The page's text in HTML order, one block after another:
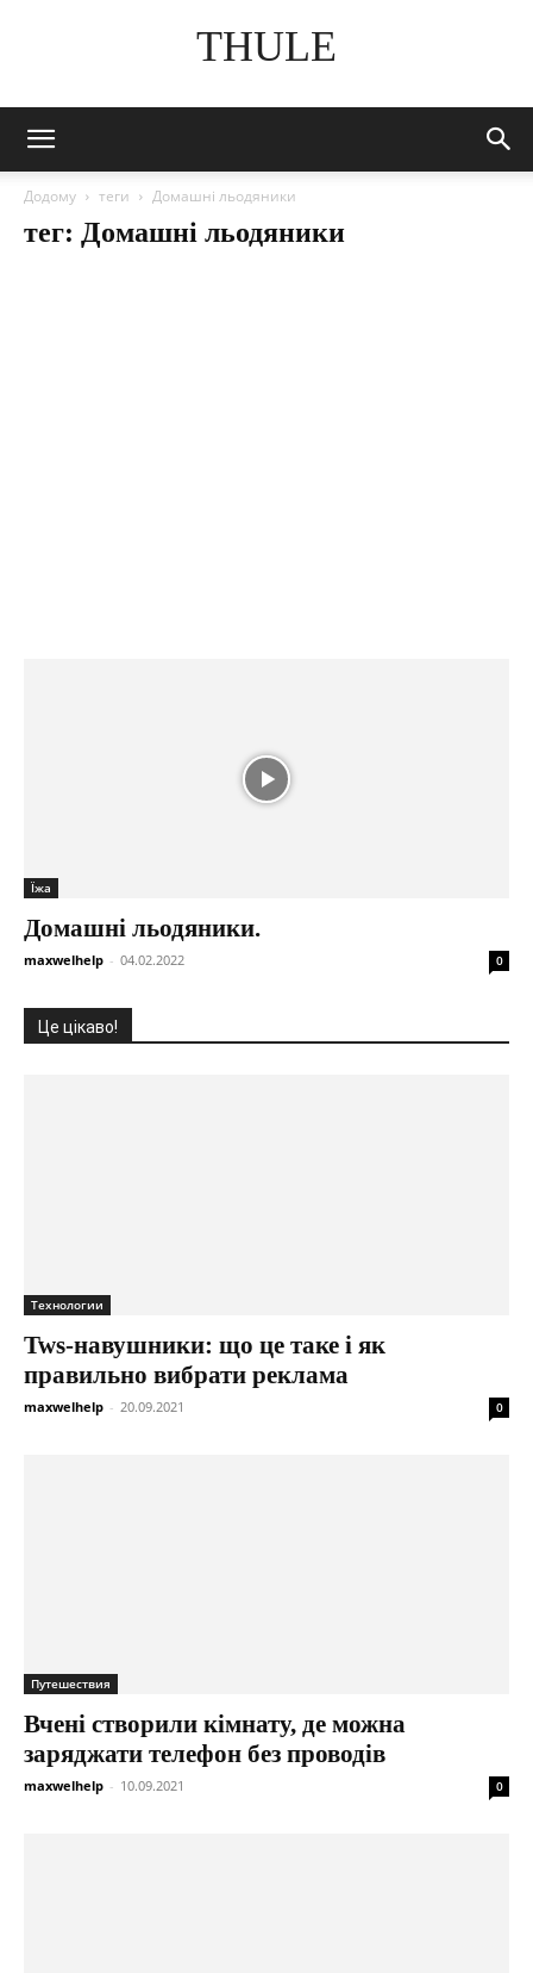
THULE
Додому теги Домашні льодяники
тег: Домашні льодяники
Їжа
Домашні льодяники.
maxwelhelp - 04.02.2022 0
Це цікаво!
Технологии
Tws-навушники: що це таке і як
правильно вибрати реклама
maxwelhelp - 20.09.2021 0
Путешествия
Вчені створили кімнату, де можна
заряджати телефон без проводів
maxwelhelp - 10.09.2021 0